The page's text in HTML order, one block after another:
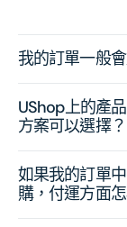
我的訂單一般
UShop上的產
方案可以選擇？
如果我的訂單
購，付運方面